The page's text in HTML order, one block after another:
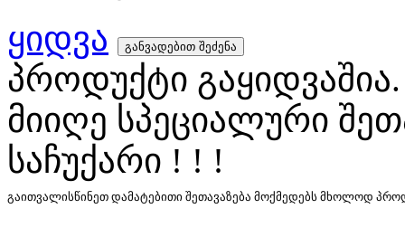
ყიდვა
პროდუქტი გაყიდვაშია.
მიიღე სპეციალური
საჩუქარი ! ! !
გაითვალისწინეთ დამატებითი შეთავაზება მოქმედებს მხოლოდ